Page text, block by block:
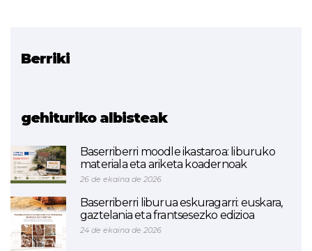
Berriki
gehituriko albisteak
Baserriberri moodle ikastaroa: liburuko
materiala eta ariketa koadernoak
26 de ekaina de 2026
Baserriberri liburua eskuragarri: euskara,
gaztelania eta frantsesezko edizioa
24 de ekaina de 2026